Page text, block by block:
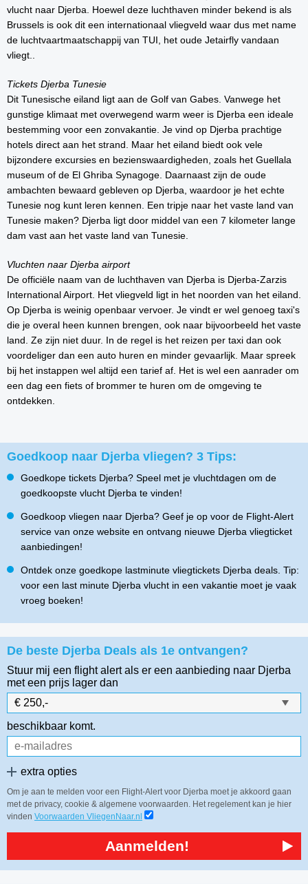
vlucht naar Djerba. Hoewel deze luchthaven minder bekend is als
Brussels is ook dit een internationaal vliegveld waar dus met name
de luchtvaartmaatschappij van TUI, het oude Jetairfly vandaan
vliegt..
Tickets Djerba Tunesie
Dit Tunesische eiland ligt aan de Golf van Gabes. Vanwege het
gunstige klimaat met overwegend warm weer is Djerba een ideale
bestemming voor een zonvakantie. Je vind op Djerba prachtige
hotels direct aan het strand. Maar het eiland biedt ook vele
bijzondere excursies en bezienswaardigheden, zoals het Guellala
museum of de El Ghriba Synagoge. Daarnaast zijn de oude
ambachten bewaard gebleven op Djerba, waardoor je het echte
Tunesie nog kunt leren kennen. Een tripje naar het vaste land van
Tunesie maken? Djerba ligt door middel van een 7 kilometer lange
dam vast aan het vaste land van Tunesie.
Vluchten naar Djerba airport
De officiële naam van de luchthaven van Djerba is Djerba-Zarzis
International Airport. Het vliegveld ligt in het noorden van het eiland.
Op Djerba is weinig openbaar vervoer. Je vindt er wel genoeg taxi's
die je overal heen kunnen brengen, ook naar bijvoorbeeld het vaste
land. Ze zijn niet duur. In de regel is het reizen per taxi dan ook
voordeliger dan een auto huren en minder gevaarlijk. Maar spreek
bij het instappen wel altijd een tarief af. Het is wel een aanrader om
een dag een fiets of brommer te huren om de omgeving te
ontdekken.
Goedkoop naar Djerba vliegen? 3 Tips:
Goedkope tickets Djerba? Speel met je vluchtdagen om de
goedkoopste vlucht Djerba te vinden!
Goedkoop vliegen naar Djerba? Geef je op voor de Flight-Alert
service van onze website en ontvang nieuwe Djerba vliegticket
aanbiedingen!
Ontdek onze goedkope lastminute vliegtickets Djerba deals. Tip:
voor een last minute Djerba vlucht in een vakantie moet je vaak
vroeg boeken!
De beste Djerba Deals als 1e ontvangen?
Stuur mij een flight alert als er een aanbieding naar Djerba
met een prijs lager dan
beschikbaar komt.
extra opties
Om je aan te melden voor een Flight-Alert voor Djerba moet je akkoord gaan
met de privacy, cookie & algemene voorwaarden. Het regelement kan je hier
vinden Voorwaarden VliegenNaar.nl
Aanmelden!